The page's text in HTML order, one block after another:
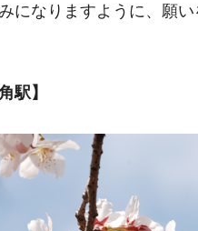
になりますように、願
駅】